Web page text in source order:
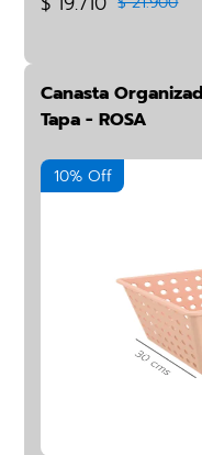
Canasta
Tapa - ROSA
10% Off